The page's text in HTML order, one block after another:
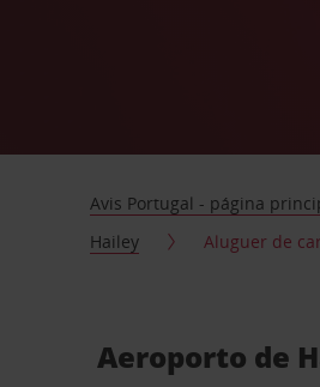
Avis Portugal - página
Hailey
Aluguer de
Aeroporto de